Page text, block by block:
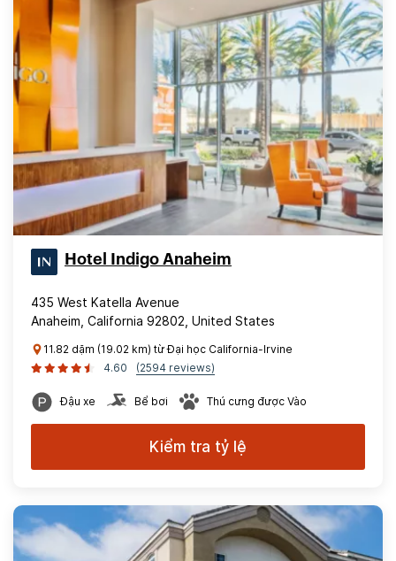
Hotel Indigo Anaheim
435 West Katella Avenue
Anaheim, California 92802, United States
11.82 dặm (19.02 km) từ Đại học California-Irvine
4.60
(2594 reviews)
Đậu xe Bể bơi Thú cưng được Vào
Kiểm tra tỷ lệ